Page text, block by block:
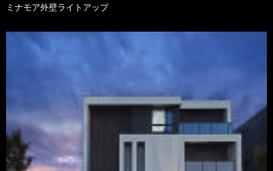
ミナモア外壁ライトアップ